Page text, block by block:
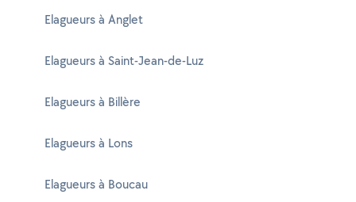
Elagueurs à Anglet
Elagueurs à Saint-Jean-de-Luz
Elagueurs à Billère
Elagueurs à Lons
Elagueurs à Boucau